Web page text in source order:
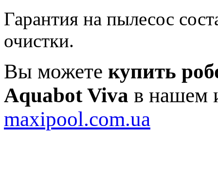
Гарантия на пылесос
очистки.
Вы можете купить
Aquabot Viva в нашем
maxipool.com.ua